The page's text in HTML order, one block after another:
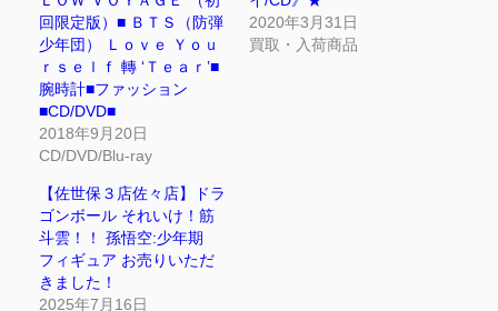
回限定版）■ ＢＴＳ（防弾
少年団） Ｌｏｖｅ Ｙｏｕ
ｒｓｅｌｆ 轉 ‘Ｔｅａｒ’■
腕時計■ファッション
■CD/DVD■
2018年9月20日
CD/DVD/Blu-ray
2020年3月31日
買取・入荷商品
【佐世保３店佐々店】ドラ
ゴンボール それいけ！筋
斗雲！！ 孫悟空:少年期
フィギュア お売りいただ
きました！
2025年7月16日